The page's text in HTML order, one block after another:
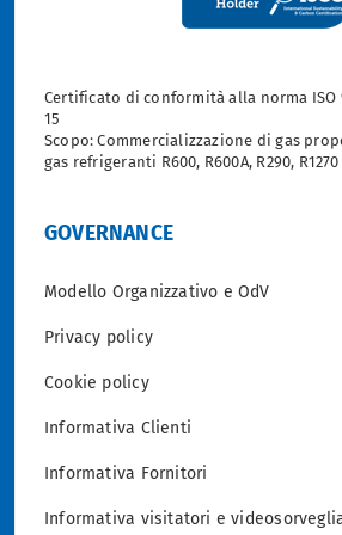
Certificato di conformità alla norma ISO
15
Scopo: Commercializzazione di gas
gas refrigeranti R600, R600A, R290, R1270
GOVERNANCE
Modello Organizzativo e OdV
Privacy policy
Cookie policy
Informativa Clienti
Informativa Fornitori
Informativa visitatori e